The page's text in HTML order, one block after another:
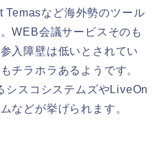
Temasなど海外勢のツール
WEB会議サービスそのも
入障壁は低いとされてい
チラホラあるようです。
シスコシステムズやLiveOn
などが挙げられます。